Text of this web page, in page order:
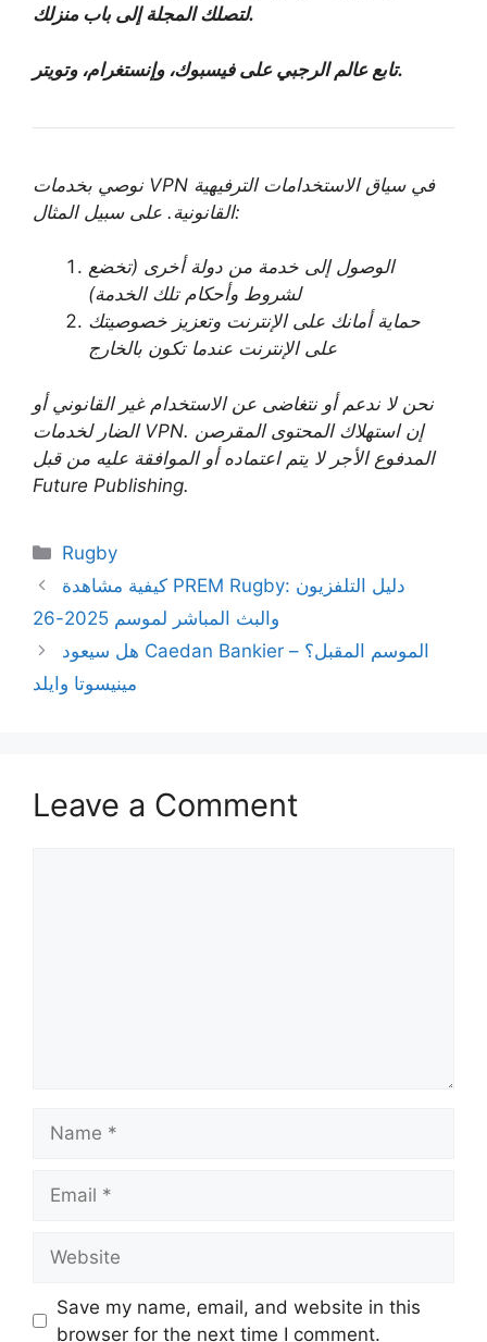
لتصلك المجلة إلى باب منزلك.
تابع عالم الرجبي على فيسبوك، وإنستغرام، وتويتر.
نوصي بخدمات VPN في سياق الاستخدامات الترفيهية
القانونية. على سبيل المثال:
الوصول إلى خدمة من دولة أخرى (تخضع
لشروط وأحكام تلك الخدمة)
حماية أمانك على الإنترنت وتعزيز خصوصيتك
على الإنترنت عندما تكون بالخارج
نحن لا ندعم أو نتغاضى عن الاستخدام غير القانوني أو
الضار لخدمات VPN. إن استهلاك المحتوى المقرصن
المدفوع الأجر لا يتم اعتماده أو الموافقة عليه من قبل
Future Publishing.
Categories
Rugby
كيفية مشاهدة PREM Rugby: دليل التلفزيون
والبث المباشر لموسم 2025-26
هل سيعود Caedan Bankier الموسم المقبل؟ –
مينيسوتا وايلد
Leave a Comment
Save my name, email, and website in this
browser for the next time I comment.